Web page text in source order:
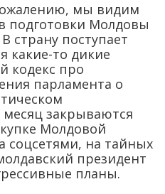
мы видим
подготовки Молдовы
страну поступает
какие-то дикие
кодекс про
парламента о
месяц закрываются
Молдовой
соцсетями, на тайных
президент
планы.